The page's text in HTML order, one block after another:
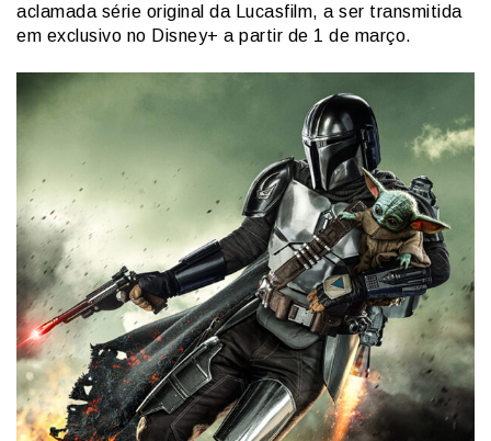
aclamada série original da Lucasfilm, a ser transmitida
em exclusivo no Disney+ a partir de 1 de março.